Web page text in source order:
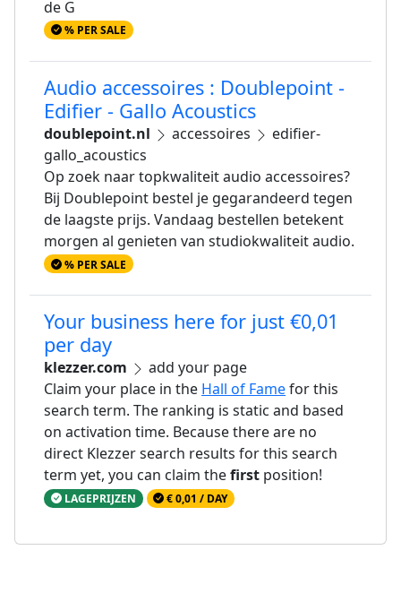
de G
% PER SALE
Audio accessoires : Doublepoint -
Edifier - Gallo Acoustics
doublepoint.nl accessoires
edifier-
gallo_acoustics
Op zoek naar topkwaliteit audio accessoires?
Bij Doublepoint bestel je gegarandeerd tegen
de laagste prijs. Vandaag bestellen betekent
morgen al genieten van studiokwaliteit audio.
% PER SALE
Your business here for just €0,01
per day
klezzer.com
add your page
Claim your place in the Hall of Famefor this
search term. The ranking is static and based
on activation time. Because there are no
direct Klezzer search results for this search
term yet, you can claim thefirst position!
LAGEPRIJZEN € 0,01 / DAY